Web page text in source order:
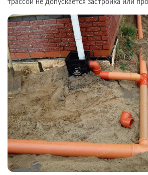
трассой не допускается застройка или